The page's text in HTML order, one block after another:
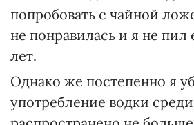
попробовать с чайной
не понравилась и я не пил
лет.
Однако же постепенно я
употребление водки